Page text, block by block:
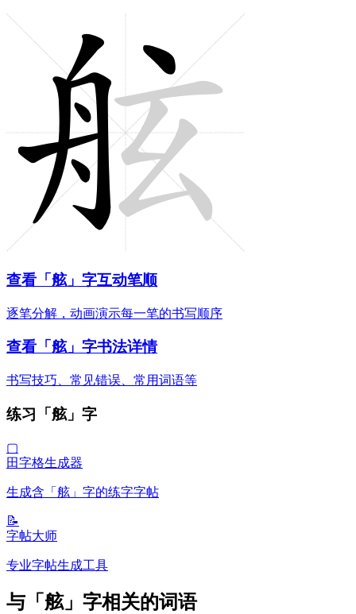
查看「舷」字互动笔顺
逐笔分解，动画演示每一笔的书写顺序
查看「舷」字书法详情
书写技巧、常见错误、常用词语等
练习「舷」字
▢
田字格生成器
生成含「舷」字的练字字帖
📝
字帖大师
专业字帖生成工具
与「舷」字相关的词语